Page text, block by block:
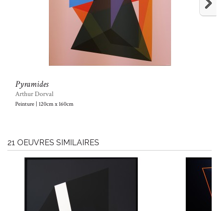
Pyramides
Arthur Dorval
Peinture | 120cm x 160cm
21 OEUVRES SIMILAIRES